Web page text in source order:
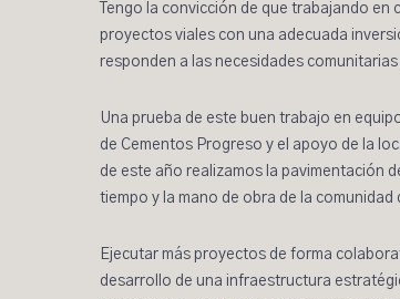
Tengo la convicción de que trabajando
proyectos viales con una adecuada
responden a las necesidades
Una prueba de este buen trabajo en
de Cementos Progreso y el apoyo de la
de este año realizamos la pavimentación
tiempo y la mano de obra de la
Ejecutar más proyectos de forma
desarrollo de una infraestructura